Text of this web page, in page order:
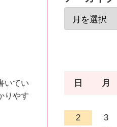
いてい
りやす
日 月
2
3